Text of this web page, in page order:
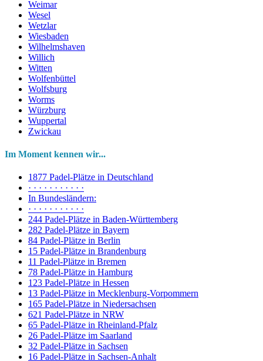
Weimar
Wesel
Wetzlar
Wiesbaden
Wilhelmshaven
Willich
Witten
Wolfenbüttel
Wolfsburg
Worms
Würzburg
Wuppertal
Zwickau
Im Moment kennen wir...
1877 Padel-Plätze in Deutschland
· · · · · · · · · · ·
In Bundesländern:
· · · · · · · · · · ·
244 Padel-Plätze in Baden-Württemberg
282 Padel-Plätze in Bayern
84 Padel-Plätze in Berlin
15 Padel-Plätze in Brandenburg
11 Padel-Plätze in Bremen
78 Padel-Plätze in Hamburg
123 Padel-Plätze in Hessen
13 Padel-Plätze in Mecklenburg-Vorpommern
165 Padel-Plätze in Niedersachsen
621 Padel-Plätze in NRW
65 Padel-Plätze in Rheinland-Pfalz
26 Padel-Plätze im Saarland
32 Padel-Plätze in Sachsen
16 Padel-Plätze in Sachsen-Anhalt